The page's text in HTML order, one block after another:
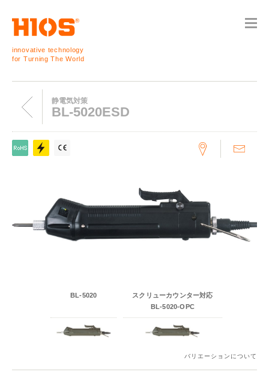
innovative technology
for Turning The World
静電気対策
BL-5020ESD
バリエーションについて
BL-5020
スクリューカウンター対応
BL-5020-OPC